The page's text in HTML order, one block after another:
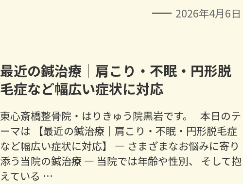
2026年4月6日
最近の鍼治療｜肩こり・不眠・円形脱
毛症など幅広い症状に対応
東心斎橋整骨院・はりきゅう院黒岩です。 本日のテ
ーマは 【最近の鍼治療｜肩こり・不眠・円形脱毛症
など幅広い症状に対応】 ― さまざまなお悩みに寄り
添う当院の鍼治療 ― 当院では年齢や性別、 そして抱
えている …